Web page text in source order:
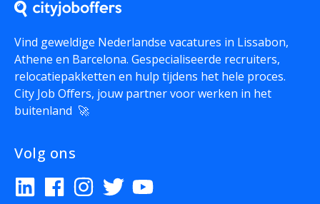
Vind geweldige Nederlandse vacatures in Lissabon,
Athene en Barcelona. Gespecialiseerde recruiters,
relocatiepakketten en hulp tijdens het hele proces.
City Job Offers, jouw partner voor werken in het
buitenland 🚀
Volg ons